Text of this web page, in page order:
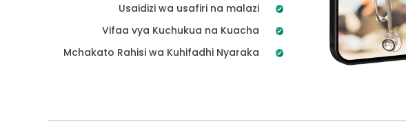
Usaidizi wa usafiri na malazi
Vifaa vya Kuchukua na Kuacha
Mchakato Rahisi wa Kuhifadhi Nyaraka